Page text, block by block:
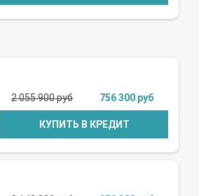
2 055 900 руб 756 300 руб
КУПИТЬ В КРЕДИТ